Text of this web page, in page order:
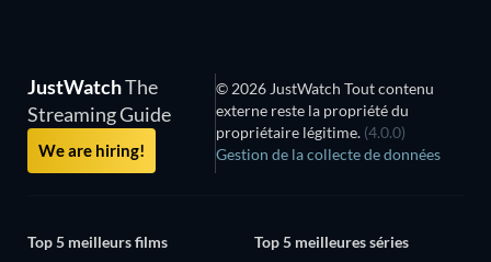
JustWatchThe
Streaming Guide
We are hiring!
© 2026 JustWatch Tout contenu
externe reste la propriété du
propriétaire légitime. (4.0.0)
Gestion de la collecte de données
Top 5 meilleurs films
Top 5 meilleures séries